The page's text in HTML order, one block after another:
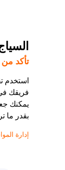
تأكد
استخدم
فريقك
يمكنك
بقدر ما
إدارة